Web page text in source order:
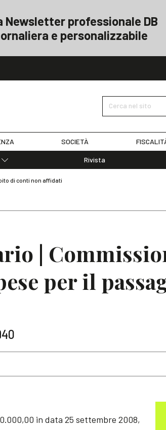
Newsletter professionale DB
e personalizzabile
Cerca nel sito
SOCIETÀ
Rivista
di conti non affidati
|
per il
in data 25 settembre 2008,